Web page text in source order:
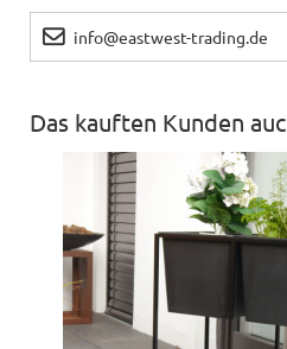
info@eastwest-trading.de
Das kauften Kunden